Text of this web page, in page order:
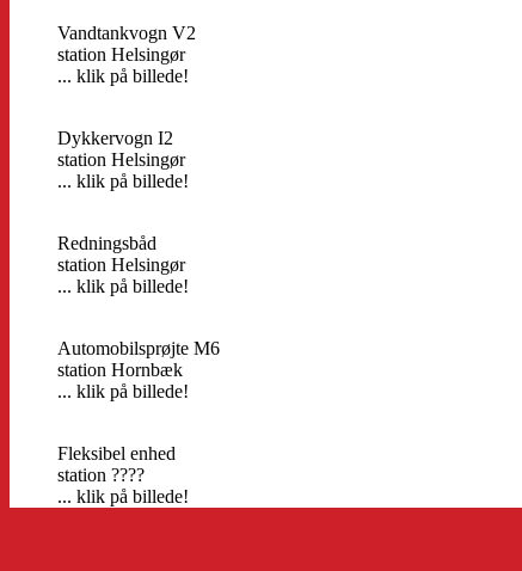
Vandtankvogn V2
station Helsingør
... klik på billede!
Dykkervogn I2
station Helsingør
... klik på billede!
Redningsbåd
station Helsingør
... klik på billede!
Automobilsprøjte M6
station Hornbæk
... klik på billede!
Fleksibel enhed
station ????
... klik på billede!